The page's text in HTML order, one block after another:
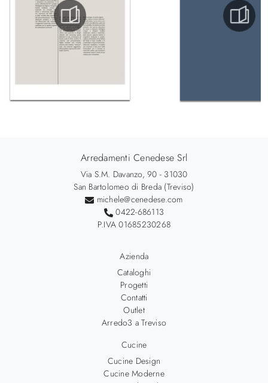
Arredamenti Cenedese Srl
Via S.M. Davanzo, 90 - 31030
San Bartolomeo di Breda (Treviso)
michele@cenedese.com
0422-686113
P.IVA 01685230268
Azienda
Cataloghi
Progetti
Contatti
Outlet
Arredo3 a Treviso
Cucine
Cucine Design
Cucine Moderne